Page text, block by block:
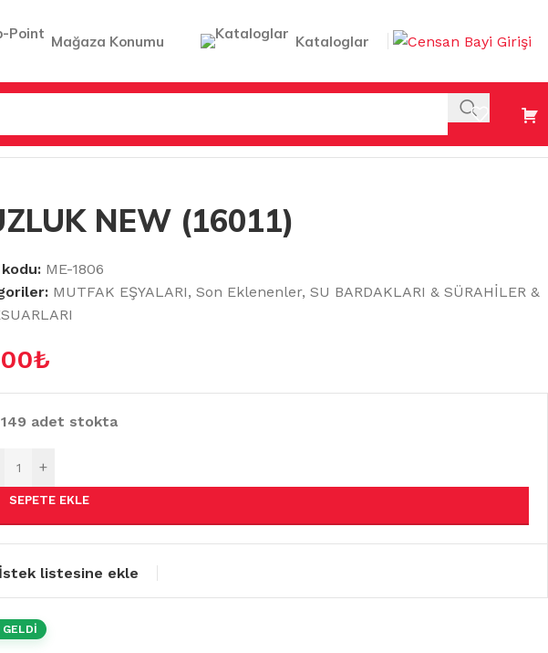
Mağaza Konumu Kataloglar
NEW (16011)
ME-1806
MUTFAK EŞYALARI, Son Eklenenler, SU BARDAKLARI & SÜRAHİLER &
₺
149 adet stokta
+
SEPETE EKLE
İstek listesine ekle